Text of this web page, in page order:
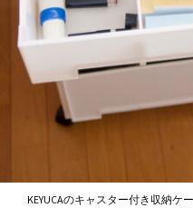
KEYUCAのキャスター付き収納